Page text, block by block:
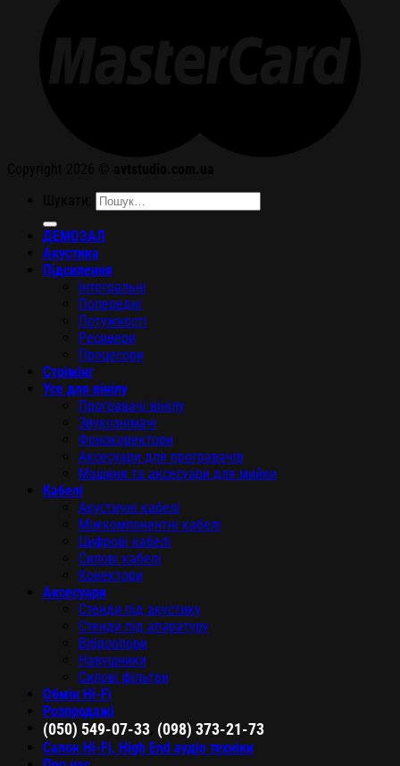
ДЕМОЗАЛ
Акустика
Підсилення
Інтегральні
Попередні
Потужності
Ресивери
Процесори
Стрімінг
Усе для вінілу
Програвачі вінілу
Звукознімачі
Фонокоректори
Аксесуари для програвачів
Машини та аксесуари для мийки
Кабелі
Акустичні кабелі
Міжкомпонентні кабелі
Цифрові кабелі
Силові кабелі
Конектори
Аксесуари
Стенди під акустику
Стенди під апаратуру
Віброопори
Навушники
Силові фільтри
Обмін Hi-Fi
Розпродажі
(050) 549-07-33 (098) 373-21-73
Салон Hi-Fi, High End аудіо техніки